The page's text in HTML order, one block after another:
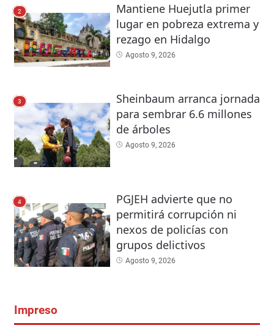
2
Mantiene Huejutla primer
lugar en pobreza extrema y
rezago en Hidalgo
Agosto 9, 2026
3
Sheinbaum arranca jornada
para sembrar 6.6 millones
de árboles
Agosto 9, 2026
4
PGJEH advierte que no
permitirá corrupción ni
nexos de policías con
grupos delictivos
Agosto 9, 2026
Impreso